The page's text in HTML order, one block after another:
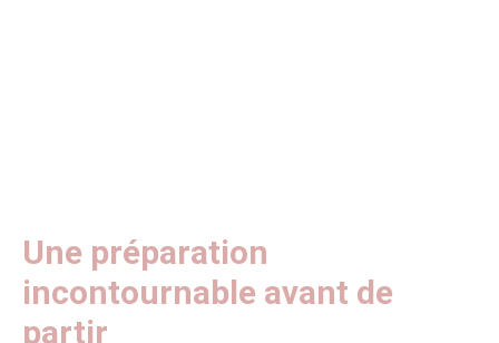
Une préparation
incontournable avant de
partir